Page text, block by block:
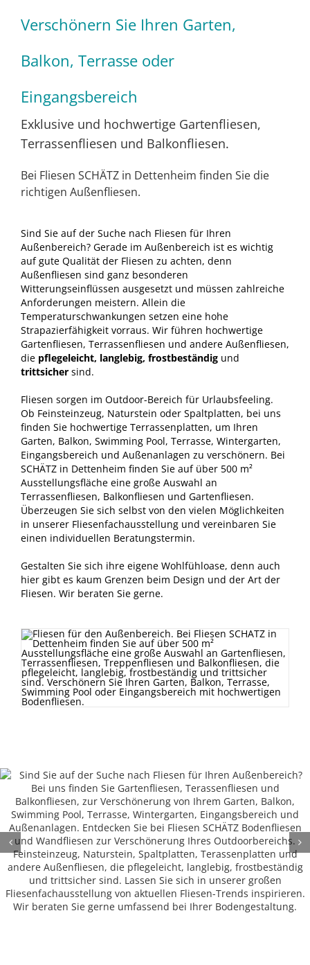
Verschönern Sie Ihren Garten,
Balkon, Terrasse oder
Eingangsbereich
Exklusive und hochwertige Gartenfliesen,
Terrassenfliesen und Balkonfliesen.
Bei Fliesen SCHÄTZ in Dettenheim finden Sie die
richtigen Außenfliesen.
Sind Sie auf der Suche nach Fliesen für Ihren
Außenbereich? Gerade im Außenbereich ist es wichtig
auf gute Qualität der Fliesen zu achten, denn
Außenfliesen sind ganz besonderen
Witterungseinflüssen ausgesetzt und müssen zahlreiche
Anforderungen meistern. Allein die
Temperaturschwankungen setzen eine hohe
Strapazierfähigkeit vorraus. Wir führen hochwertige
Gartenfliesen, Terrassenfliesen und andere Außenfliesen,
die pflegeleicht, langlebig, frostbeständig und
trittsicher sind.
Fliesen sorgen im Outdoor-Bereich für Urlaubsfeeling.
Ob Feinsteinzeug, Naturstein oder Spaltplatten, bei uns
finden Sie hochwertige Terrassenplatten, um Ihren
Garten, Balkon, Swimming Pool, Terrasse, Wintergarten,
Eingangsbereich und Außenanlagen zu verschönern. Bei
SCHÄTZ in Dettenheim finden Sie auf über 500 m²
Ausstellungsfläche eine große Auswahl an
Terrassenfliesen, Balkonfliesen und Gartenfliesen.
Überzeugen Sie sich selbst von den vielen Möglichkeiten
in unserer Fliesenfachausstellung und vereinbaren Sie
einen individuellen Beratungstermin.
Gestalten Sie sich ihre eigene Wohlfühloase, denn auch
hier gibt es kaum Grenzen beim Design und der Art der
Fliesen. Wir beraten Sie gerne.